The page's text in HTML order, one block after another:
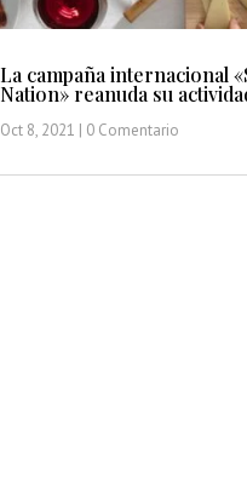
La campaña internacional
Nation» reanuda su
Oct 8, 2021 | 0 Comentario